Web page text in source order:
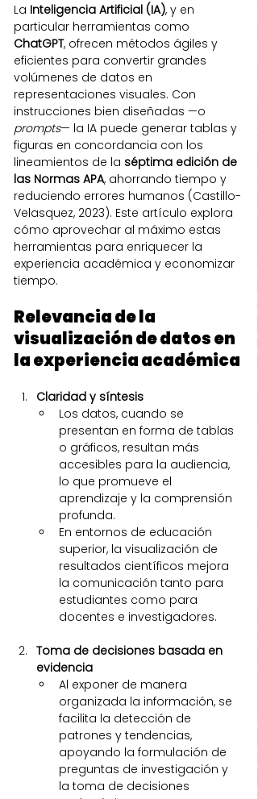
La Inteligencia Artificial (IA), y en
particular herramientas como
ChatGPT, ofrecen métodos ágiles y
eficientes para convertir grandes
volúmenes de datos en
representaciones visuales. Con
instrucciones bien diseñadas —o
prompts— la IA puede generar tablas y
figuras en concordancia con los
lineamientos de la séptima edición de
las Normas APA, ahorrando tiempo y
reduciendo errores humanos (Castillo-
Velasquez, 2023). Este artículo explora
cómo aprovechar al máximo estas
herramientas para enriquecer la
experiencia académica y economizar
tiempo.
Relevancia de la
visualización de datos en
la experiencia académica
Claridad y síntesis
Los datos, cuando se
presentan en forma de tablas
o gráficos, resultan más
accesibles para la audiencia,
lo que promueve el
aprendizaje y la comprensión
profunda.
En entornos de educación
superior, la visualización de
resultados científicos mejora
la comunicación tanto para
estudiantes como para
docentes e investigadores.
Toma de decisiones basada en
evidencia
Al exponer de manera
organizada la información, se
facilita la detección de
patrones y tendencias,
apoyando la formulación de
preguntas de investigación y
la toma de decisiones